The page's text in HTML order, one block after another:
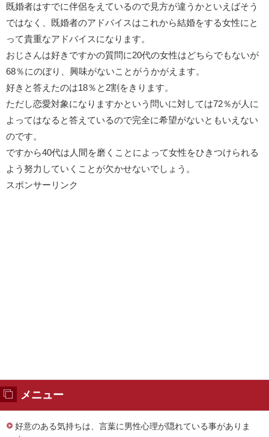
既婚者はすでに伴侶をえているので見方が違うかといえばそう
ではなく、既婚者のアドバイスはこれから結婚をする女性にと
って貴重なアドバイスになります。
おじさんは好きですかの質問に20代の女性はどちらでもないが
68％にのぼり、興味がないことがうかがえます。
好きと答えたのは18％と2割をきります。
ただし恋愛対象になりますかという問いに対しては72％が人に
よってはなると答えているので完全に希望がないともいえない
のです。
ですから40代は人間を磨くことによって女性をひきつけられる
よう努力していくことが欠かせないでしょう。
スポンサーリンク
メニュー
好意のある気持ちは、言葉に男性心理が隠れている事がありま